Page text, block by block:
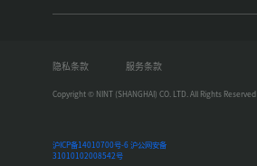
Copyright © NINT (SHANGHAI) CO. LTD. All Rights Reserved .
沪ICP备14010700号-6 沪公网安备
31010102008542号
隐私条款 服务条款